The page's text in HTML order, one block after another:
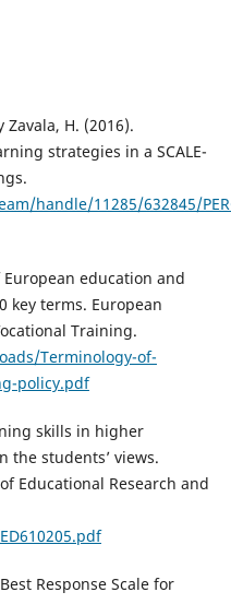
Zavala, H. (2016).
strategies in a SCALE-
handle/11285/632845/
European education and
key terms. European
Training.
Terminology-of-
policy.pdf
skills in higher
the students’ views.
Educational Research and
Response Scale for